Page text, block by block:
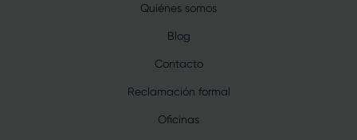
Quiénes somos
Blog
Contacto
Reclamación formal
Oficinas